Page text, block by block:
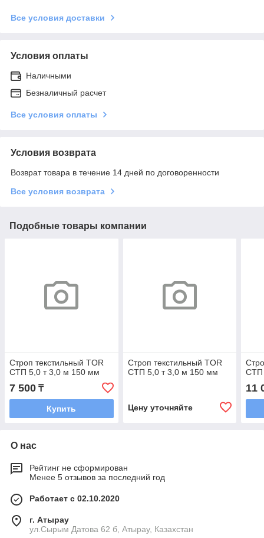
Все условия доставки
Условия оплаты
Наличными
Безналичный расчет
Все условия оплаты
Условия возврата
Возврат товара в течение 14 дней по договоренности
Все условия возврата
Подобные товары компании
Строп текстильный TOR
СТП 5,0 т 3,0 м 150 мм
7 500 ₸
Купить
Строп текстильный TOR
СТП 5,0 т 3,0 м 150 мм
Цену уточняйте
СТП
11
О нас
Рейтинг не сформирован
Менее 5 отзывов за последний год
Работает с 02.10.2020
г. Атырау
ул.Сырым Датова 62 б, Атырау, Казахстан